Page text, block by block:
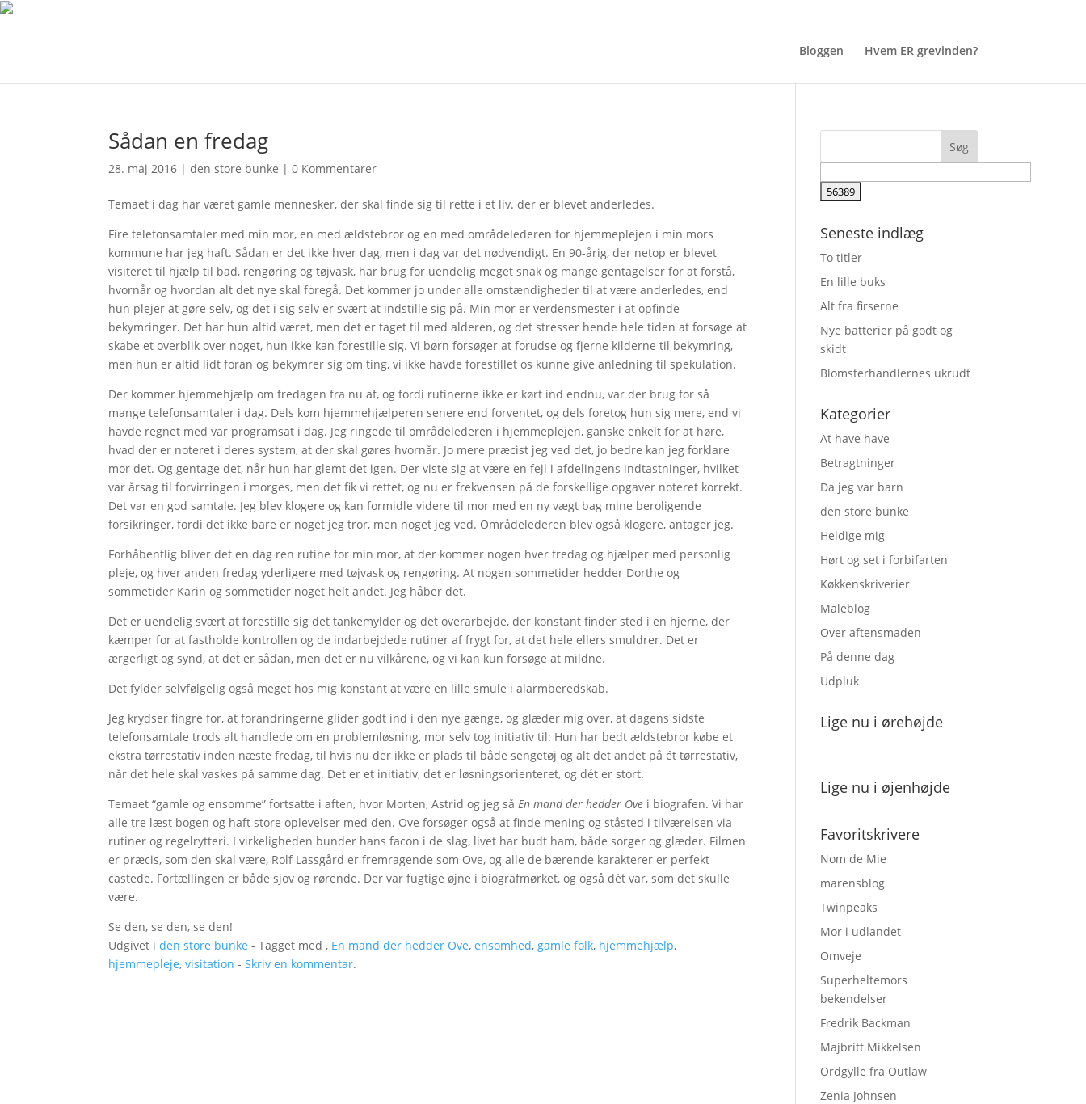
Bloggen Hvem ER grevinden?
Sådan en fredag
28. maj 2016 |den store bunke |0 Kommentarer
Temaet i dag har været gamle mennesker, der skal finde sig til rette i et liv. der er blevet anderledes.
Fire telefonsamtaler med min mor, en med ældstebror og en med områdelederen for hjemmeplejen i min mors
kommune har jeg haft. Sådan er det ikke hver dag, men i dag var det nødvendigt. En 90-årig, der netop er blevet
visiteret til hjælp til bad, rengøring og tøjvask, har brug for uendelig meget snak og mange gentagelser for at forstå,
hvornår og hvordan alt det nye skal foregå. Det kommer jo under alle omstændigheder til at være anderledes, end
hun plejer at gøre selv, og det i sig selv er svært at indstille sig på. Min mor er verdensmester i at opfinde
bekymringer. Det har hun altid været, men det er taget til med alderen, og det stresser hende hele tiden at forsøge at
skabe et overblik over noget, hun ikke kan forestille sig. Vi børn forsøger at forudse og fjerne kilderne til bekymring,
men hun er altid lidt foran og bekymrer sig om ting, vi ikke havde forestillet os kunne give anledning til spekulation.
Der kommer hjemmehjælp om fredagen fra nu af, og fordi rutinerne ikke er kørt ind endnu, var der brug for så
mange telefonsamtaler i dag. Dels kom hjemmehjælperen senere end forventet, og dels foretog hun sig mere, end vi
havde regnet med var programsat i dag. Jeg ringede til områdelederen i hjemmeplejen, ganske enkelt for at høre,
hvad der er noteret i deres system, at der skal gøres hvornår. Jo mere præcist jeg ved det, jo bedre kan jeg forklare
mor det. Og gentage det, når hun har glemt det igen. Der viste sig at være en fejl i afdelingens indtastninger, hvilket
var årsag til forvirringen i morges, men det fik vi rettet, og nu er frekvensen på de forskellige opgaver noteret korrekt.
Det var en god samtale. Jeg blev klogere og kan formidle videre til mor med en ny vægt bag mine beroligende
forsikringer, fordi det ikke bare er noget jeg tror, men noget jeg ved. Områdelederen blev også klogere, antager jeg.
Forhåbentlig bliver det en dag ren rutine for min mor, at der kommer nogen hver fredag og hjælper med personlig
pleje, og hver anden fredag yderligere med tøjvask og rengøring. At nogen sommetider hedder Dorthe og
sommetider Karin og sommetider noget helt andet. Jeg håber det.
Det er uendelig svært at forestille sig det tankemylder og det overarbejde, der konstant finder sted i en hjerne, der
kæmper for at fastholde kontrollen og de indarbejdede rutiner af frygt for, at det hele ellers smuldrer. Det er
ærgerligt og synd, at det er sådan, men det er nu vilkårene, og vi kan kun forsøge at mildne.
Det fylder selvfølgelig også meget hos mig konstant at være en lille smule i alarmberedskab.
Jeg krydser fingre for, at forandringerne glider godt ind i den nye gænge, og glæder mig over, at dagens sidste
telefonsamtale trods alt handlede om en problemløsning, mor selv tog initiativ til: Hun har bedt ældstebror købe et
ekstra tørrestativ inden næste fredag, til hvis nu der ikke er plads til både sengetøj og alt det andet på ét tørrestativ,
når det hele skal vaskes på samme dag. Det er et initiativ, det er løsningsorienteret, og dét er stort.
Temaet “gamle og ensomme” fortsatte i aften, hvor Morten, Astrid og jeg såEn mand der hedder Ove i biografen. Vi har
alle tre læst bogen og haft store oplevelser med den. Ove forsøger også at finde mening og ståsted i tilværelsen via
rutiner og regelrytteri. I virkeligheden bunder hans facon i de slag, livet har budt ham, både sorger og glæder. Filmen
er præcis, som den skal være, Rolf Lassgård er fremragende som Ove, og alle de bærende karakterer er perfekt
castede. Fortællingen er både sjov og rørende. Der var fugtige øjne i biografmørket, og også dét var, som det skulle
være.
Se den, se den, se den!
Udgivet iden store bunke - Tagget med , En mand der hedder Ove,ensomhed,gamle folk, hjemmehjælp,
hjemmepleje,visitation -Skriv en kommentar.
Seneste indlæg
To titler
En lille buks
Alt fra firserne
Nye batterier på godt og
skidt
Blomsterhandlernes ukrudt
Kategorier
At have have
Betragtninger
Da jeg var barn
den store bunke
Heldige mig
Hørt og set i forbifarten
Køkkenskriverier
Maleblog
Over aftensmaden
På denne dag
Udpluk
Lige nu i ørehøjde
Lige nu i øjenhøjde
Favoritskrivere
Nom de Mie
marensblog
Twinpeaks
Mor i udlandet
Omveje
Superheltemors
bekendelser
Fredrik Backman
Majbritt Mikkelsen
Ordgylle fra Outlaw
Zenia Johnsen